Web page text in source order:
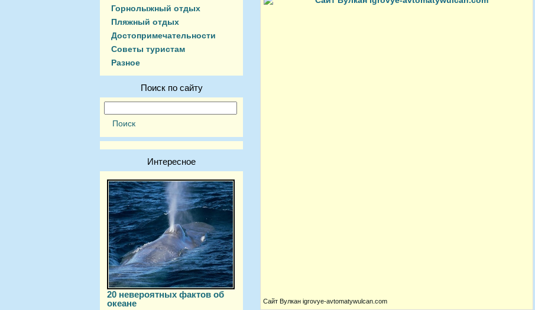
Горнолыжный отдых
Пляжный отдых
Достопримечательности
Советы туристам
Разное
Поиск по сайту
Интересное
20 невероятных фактов об
океане Сайт Вулкан igrovye-avtomatywulcan.com